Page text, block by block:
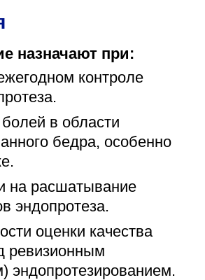
73-31
для слабовидящих
назначают при:
контроле
в области
бедра, особенно
на расшатывание
эндопротеза.
оценки качества
ревизионным
эндопротезированием.